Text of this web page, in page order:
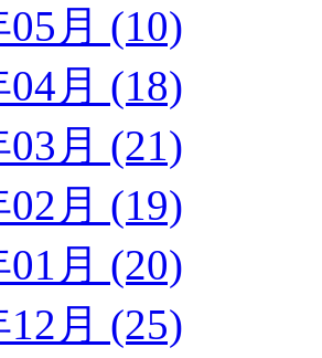
05月 (10)
04月 (18)
03月 (21)
02月 (19)
01月 (20)
12月 (25)